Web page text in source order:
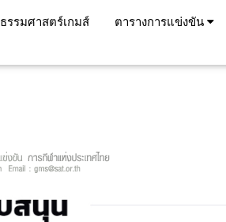
ธรรมศาสตร์เกมส์ ตารางการแข่งขัน